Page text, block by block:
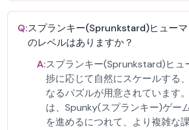
Q:スプランキー(Sprunkstard)ヒュー
のレベルはありますか？
A:スプランキー(Sprunkstard)ヒュ
捗に応じて自然にスケールする
なるパズルが用意されています
は、Spunky(スプランキー)ゲー
を進めるにつれて、より複雑な